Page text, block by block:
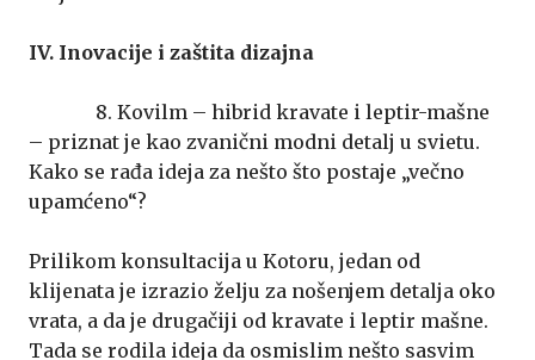
IV. Inovacije i zaštita dizajna
8. Kovilm – hibrid kravate i leptir-mašne
– priznat je kao zvanični modni detalj u svietu.
Kako se rađa ideja za nešto što postaje „večno
upamćeno“?
Prilikom konsultacija u Kotoru, jedan od
klijenata je izrazio želju za nošenjem detalja oko
vrata, a da je drugačiji od kravate i leptir mašne.
Tada se rodila ideja da osmislim nešto sasvim